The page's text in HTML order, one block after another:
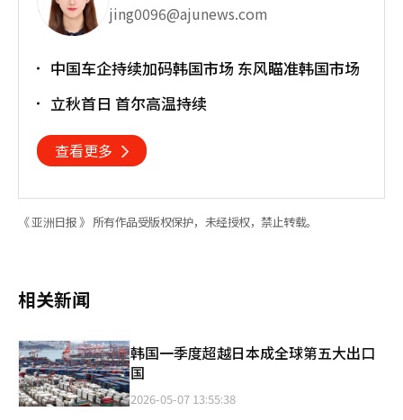
jing0096@ajunews.com
中国车企持续加码韩国市场 东风瞄准韩国市场
立秋首日 首尔高温持续
查看更多
《 亚洲日报 》 所有作品受版权保护，未经授权，禁止转载。
相关新闻
韩国一季度超越日本成全球第五大出口
国
2026-05-07 13:55:38